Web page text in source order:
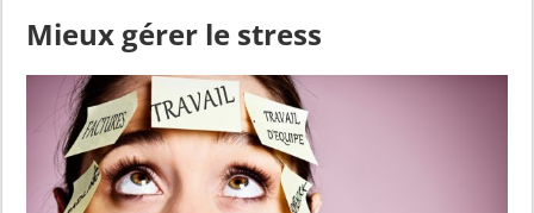
Mieux gérer le stress